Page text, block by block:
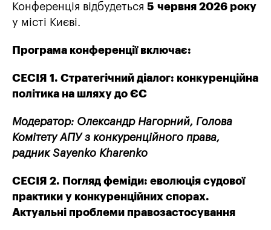
Конференція відбудеться 5 червня 2026 року
у місті Києві.
Програма конференції включає:
СЕСІЯ 1. Стратегічний діалог: конкуренційна
політика на шляху до ЄС
Модератор: Олександр Нагорний, Голова
Комітету АПУ з конкуренційного права,
радник Sayenko Kharenko
СЕСІЯ 2. Погляд феміди: еволюція судової
практики у конкуренційних спорах.
Актуальні проблеми правозастосування